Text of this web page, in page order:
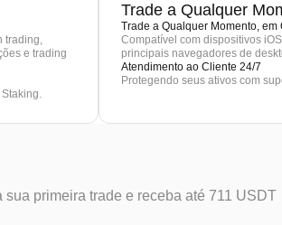
trading,
e trading
Trade a Qualquer
Trade a Qualquer Momento, em
Compatível com dispositivos
principais navegadores de
Atendimento ao Cliente 24/7
Protegendo seus ativos com
primeira trade e receba até 711 USDT